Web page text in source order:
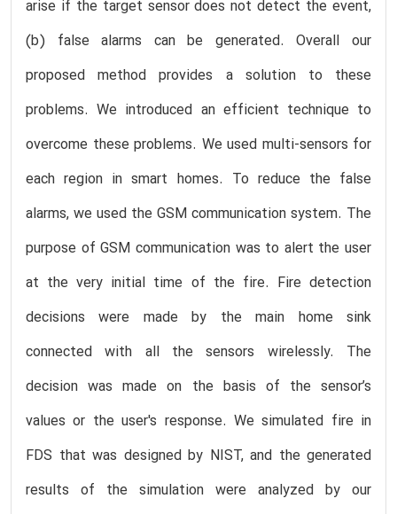
arise if the target sensor does not detect the event,
(b) false alarms can be generated. Overall our
proposed method provides a solution to these
problems. We introduced an efficient technique to
overcome these problems. We used multi-sensors for
each region in smart homes. To reduce the false
alarms, we used the GSM communication system. The
purpose of GSM communication was to alert the user
at the very initial time of the fire. Fire detection
decisions were made by the main home sink
connected with all the sensors wirelessly. The
decision was made on the basis of the sensor’s
values or the user's response. We simulated fire in
FDS that was designed by NIST, and the generated
results of the simulation were analyzed by our